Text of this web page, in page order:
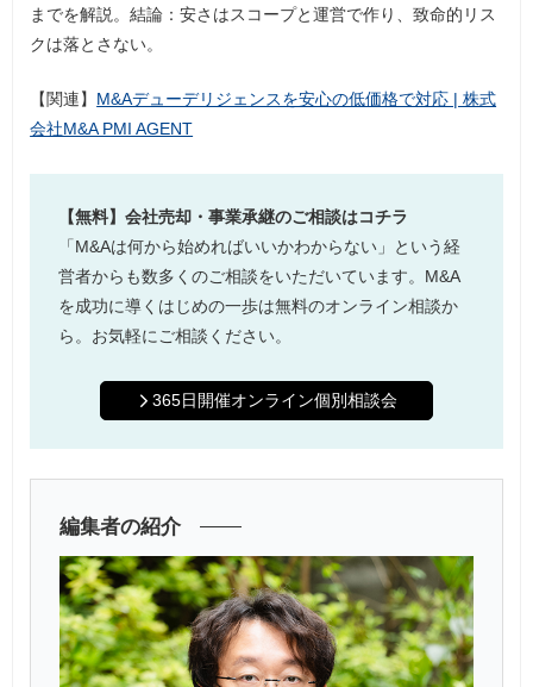
までを解説。結論：安さはスコープと運営で作り、致命的リス
クは落とさない。
【関連】 M&Aデューデリジェンスを安心の低価格で対応 | 株式
会社M&A PMI AGENT
【無料】会社売却・事業承継のご相談はコチラ
「M&Aは何から始めればいいかわからない」という経
営者からも数多くのご相談をいただいています。M&A
を成功に導くはじめの一歩は無料のオンライン相談か
ら。お気軽にご相談ください。
365日開催オンライン個別相談会
編集者の紹介